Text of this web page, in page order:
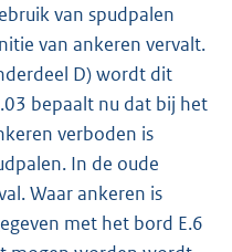
van spudpalen
van ankeren vervalt.
D) wordt dit
bepaalt nu dat bij het
verboden is
In de oude
Waar ankeren is
met het bord E.6